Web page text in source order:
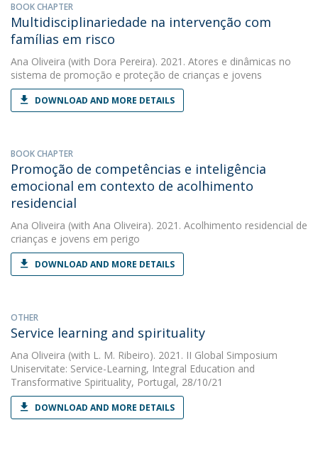
BOOK CHAPTER
Multidisciplinariedade na intervenção com
famílias em risco
Ana Oliveira (with Dora Pereira). 2021. Atores e dinâmicas no
sistema de promoção e proteção de crianças e jovens
DOWNLOAD AND MORE DETAILS
BOOK CHAPTER
Promoção de competências e inteligência
emocional em contexto de acolhimento
residencial
Ana Oliveira (with Ana Oliveira). 2021. Acolhimento residencial de
crianças e jovens em perigo
DOWNLOAD AND MORE DETAILS
OTHER
Service learning and spirituality
Ana Oliveira (with L. M. Ribeiro). 2021. II Global Simposium
Uniservitate: Service-Learning, Integral Education and
Transformative Spirituality, Portugal, 28/10/21
DOWNLOAD AND MORE DETAILS